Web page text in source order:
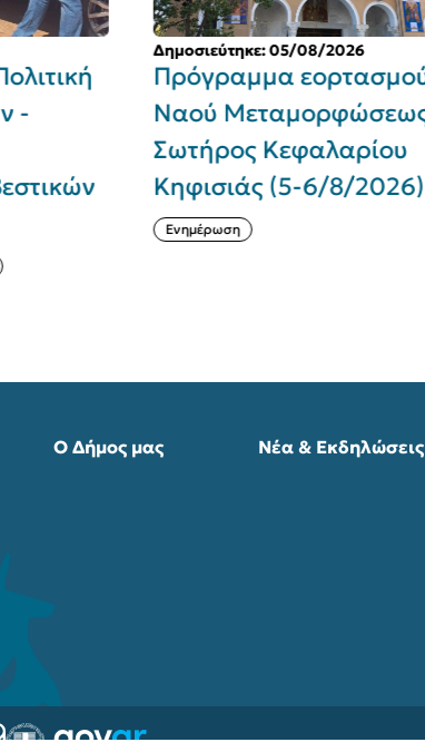
Δημοσιεύτηκε: 05/08/2026
Πρόγραμμα εορτασμού Ιερού
Ναού Μεταμορφώσεως του
Σωτήρος Κεφαλαρίου
Κηφισιάς (5-6/8/2026)
Ο Δήμος μας Νέα & Εκδηλώσεις